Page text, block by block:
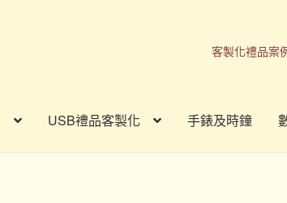
客製化禮品案
USB禮品客製化 手錶及時鐘